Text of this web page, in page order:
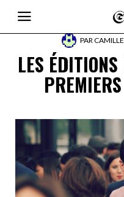
PAR
LES